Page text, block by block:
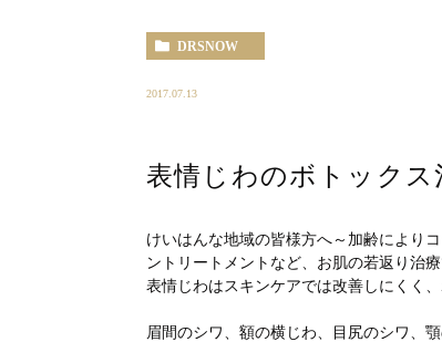
DRSNOW
2017.07.13
表情じわのボトックス
けいはんな地域の皆様方へ～加齢により
ントリートメントなど、お肌の若返り治
表情じわはスキンケアでは改善しにくく
眉間のシワ、額の横じわ、目尻のシワ、